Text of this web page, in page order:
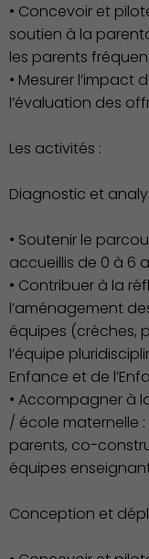
• Concevoir et
soutien à la
les parents
• Mesurer
l’évaluation des
Les activités :
Diagnostic et
• Soutenir le
accueillis de 0 à 6
• Contribuer à la
l’aménagement
équipes (crèches,
l’équipe
Enfance et de
• Accompagner à
/ école maternelle
parents, co-
équipes
Conception et